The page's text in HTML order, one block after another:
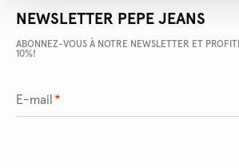
NEWSLETTER PEPE JEANS
ABONNEZ-VOUS À NOTRE NEWSLETTER ET
10%!
E-mail *